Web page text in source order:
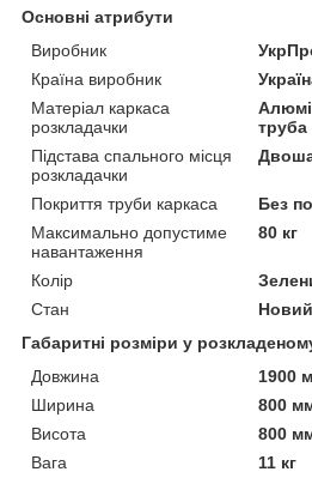
Основні атрибути
Виробник
Країна виробник
Матеріал каркаса
розкладачки
труба
Підстава спального місця
розкладачки
Покриття труби каркаса
Без
Максимально допустиме
навантаження
80 кг
Колір
Стан
Новий
Габаритні розміри у
Довжина
1900
Ширина
800
Висота
800
Вага
11 кг